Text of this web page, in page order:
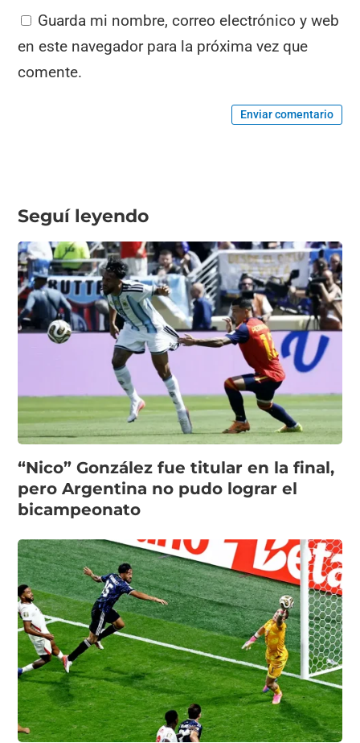
Guarda mi nombre, correo electrónico y web
en este navegador para la próxima vez que
comente.
Enviar comentario
Seguí leyendo
“Nico” González fue titular en la final,
pero Argentina no pudo lograr el
bicampeonato